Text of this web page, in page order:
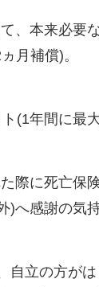
、本来必要
月補償)。
(1年間に最
際に死亡保
へ感謝の気
自立の方が